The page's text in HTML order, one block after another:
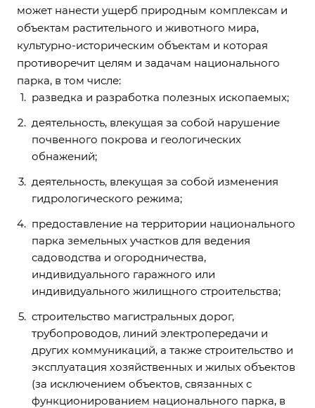
может нанести ущерб природным комплексам и
объектам растительного и животного мира,
культурно-историческим объектам и которая
противоречит целям и задачам национального
парка, в том числе:
разведка и разработка полезных ископаемых;
деятельность, влекущая за собой нарушение
почвенного покрова и геологических
обнажений;
деятельность, влекущая за собой изменения
гидрологического режима;
предоставление на территории национального
парка земельных участков для ведения
садоводства и огородничества,
индивидуального гаражного или
индивидуального жилищного строительства;
строительство магистральных дорог,
трубопроводов, линий электропередачи и
других коммуникаций, а также строительство и
эксплуатация хозяйственных и жилых объектов
(за исключением объектов, связанных с
функционированием национального парка, в